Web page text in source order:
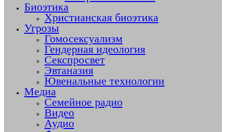
Биоэтика
Христианская биоэтика
Угрозы
Гомосексуализм
Гендерная идеология
Секспросвет
Эвтаназия
Ювенальные технологии
Медиа
Семейное радио
Видео
Аудио